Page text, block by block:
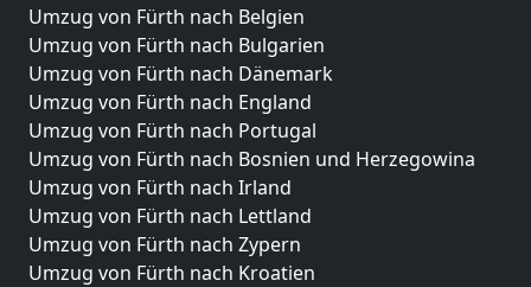
Umzug von Fürth nach Belgien
Umzug von Fürth nach Bulgarien
Umzug von Fürth nach Dänemark
Umzug von Fürth nach England
Umzug von Fürth nach Portugal
Umzug von Fürth nach Bosnien und Herzegowina
Umzug von Fürth nach Irland
Umzug von Fürth nach Lettland
Umzug von Fürth nach Zypern
Umzug von Fürth nach Kroatien